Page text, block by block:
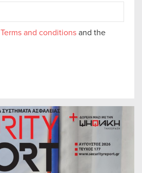
Terms and conditionsand the